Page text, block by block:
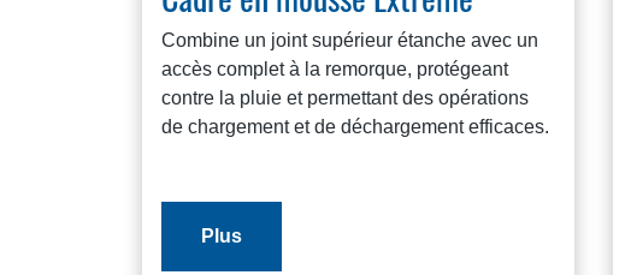
Combine un joint supérieur étanche avec un
accès complet à la remorque, protégeant
contre la pluie et permettant des opérations
de chargement et de déchargement efficaces.
Plus